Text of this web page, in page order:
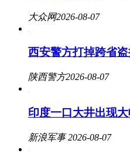
大众网2026-08-07
西安警方打掉跨省
陕西警方2026-08-07
印度一口大井出现
新浪军事2026-08-07